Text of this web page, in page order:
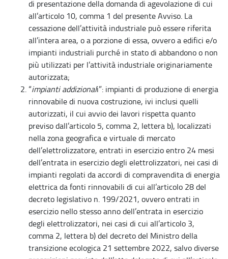
di presentazione della domanda di agevolazione di cui
all’articolo 10, comma 1 del presente Avviso. La
cessazione dell’attività industriale può essere riferita
all’intera area, o a porzione di essa, ovvero a edifici e/o
impianti industriali purché in stato di abbandono o non
più utilizzati per l’attività industriale originariamente
autorizzata;
“impianti addizionali”: impianti di produzione di energia
rinnovabile di nuova costruzione, ivi inclusi quelli
autorizzati, il cui avvio dei lavori rispetta quanto
previso dall’articolo 5, comma 2, lettera b), localizzati
nella zona geografica e virtuale di mercato
dell’elettrolizzatore, entrati in esercizio entro 24 mesi
dell’entrata in esercizio degli elettrolizzatori, nei casi di
impianti regolati da accordi di compravendita di energia
elettrica da fonti rinnovabili di cui all’articolo 28 del
decreto legislativo n. 199/2021, ovvero entrati in
esercizio nello stesso anno dell’entrata in esercizio
degli elettrolizzatori, nei casi di cui all’articolo 3,
comma 2, lettera b) del decreto del Ministro della
transizione ecologica 21 settembre 2022, salvo diverse